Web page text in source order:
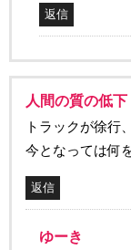
返信
人間の質の低下
トラックが徐行
今となっては何
返信
ゆーき